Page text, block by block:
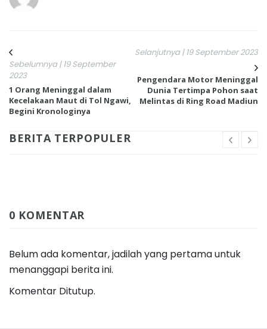
Sebelumnya | 19 September
2023
1 Orang Meninggal dalam
Kecelakaan Maut di Tol Ngawi,
Begini Kronologinya
Selanjutnya | 19 September 2023
Pengendara Motor Meninggal
Dunia Tertimpa Pohon saat
Melintas di Ring Road Madiun
BERITA TERPOPULER
0 KOMENTAR
Belum ada komentar, jadilah yang pertama untuk
menanggapi berita ini.
Komentar Ditutup.